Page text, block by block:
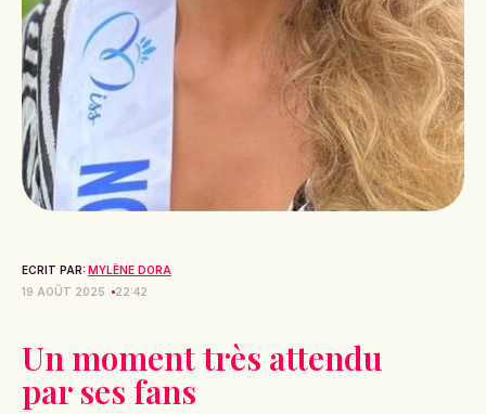
ECRIT PAR: MYLÈNE DORA
19 AOÛT 2025
22:42
Un moment très attendu
par ses fans